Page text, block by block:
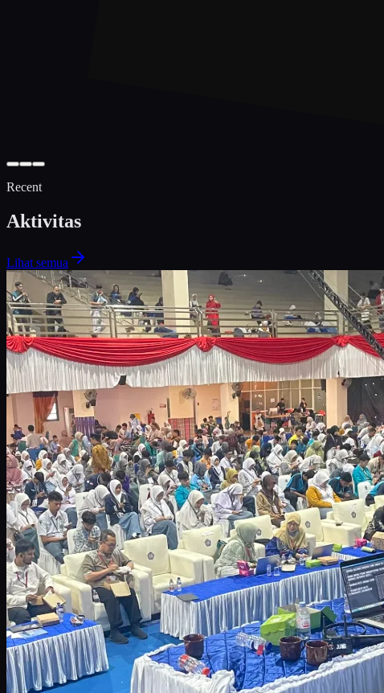
Recent
Aktivitas
Lihat semua